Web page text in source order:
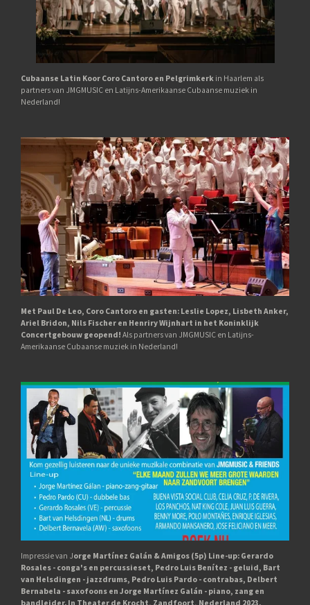
Cubaanse Latin Koor Coro Cantoro en Pelgrimkerk in Haarlem als
partners van JMGMUSIC en Latijns-Amerikaanse Cubaanse muziek in
Nederland!
Met Paul De Leo, Coro Cantoro en gasten: Leslie Lopez, Lisbeth Anker,
Ariel Bridon, Nils Fischer en Henriry Wijnhart in het Koninklijk
Concertgebouw geopend! Als partners van JMGMUSIC en Latijns-
Amerikaanse Cubaanse muziek in Nederland!
Impressie van Jorge Martínez Galán & Amigos (5p) Line-up: Gerardo
Rosales - conga's en percussieset, Pedro Luis Benítez - geluid, Bart
van Helsdingen - jazzdrums, Pedro Luis Pardo - contrabas, Delbert
Bernabela - saxofoons en Jorge Martínez Galán - piano, zang en
bandleider. In Theater de Krocht, Zandfoort, Nederland 2023.